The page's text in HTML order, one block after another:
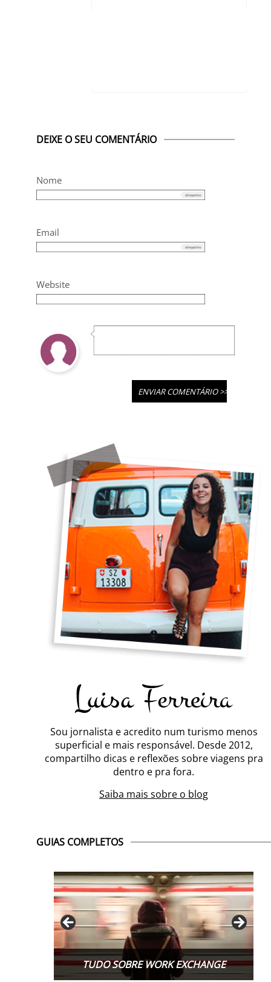
DEIXE O SEU COMENTÁRIO
Nome
Email
Website
Sou jornalista e acredito num turismo menos
superficial e mais responsável. Desde 2012,
compartilho dicas e reflexões sobre viagens pra
dentro e pra fora.
Saiba mais sobre o blog
GUIAS COMPLETOS
TUDO SOBRE WORK EXCHANGE